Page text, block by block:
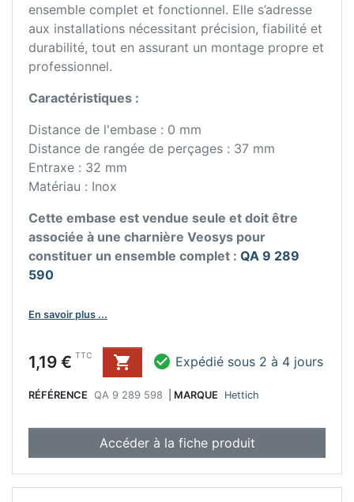
ensemble complet et fonctionnel. Elle s’adresse
aux installations nécessitant précision, fiabilité et
durabilité, tout en assurant un montage propre et
professionnel.
Caractéristiques :
Distance de l'embase : 0 mm
Distance de rangée de perçages : 37 mm
Entraxe : 32 mm
Matériau : Inox
Cette embase est vendue seule et doit être
associée à une charnière Veosys pour
constituer un ensemble complet : QA 9 289
590
En savoir plus ...
Prix
1,19 € TTC   Expédié sous 2 à 4 jours
RÉFÉRENCE QA 9 289 598 MARQUE Hettich
Accéder à la fiche produit